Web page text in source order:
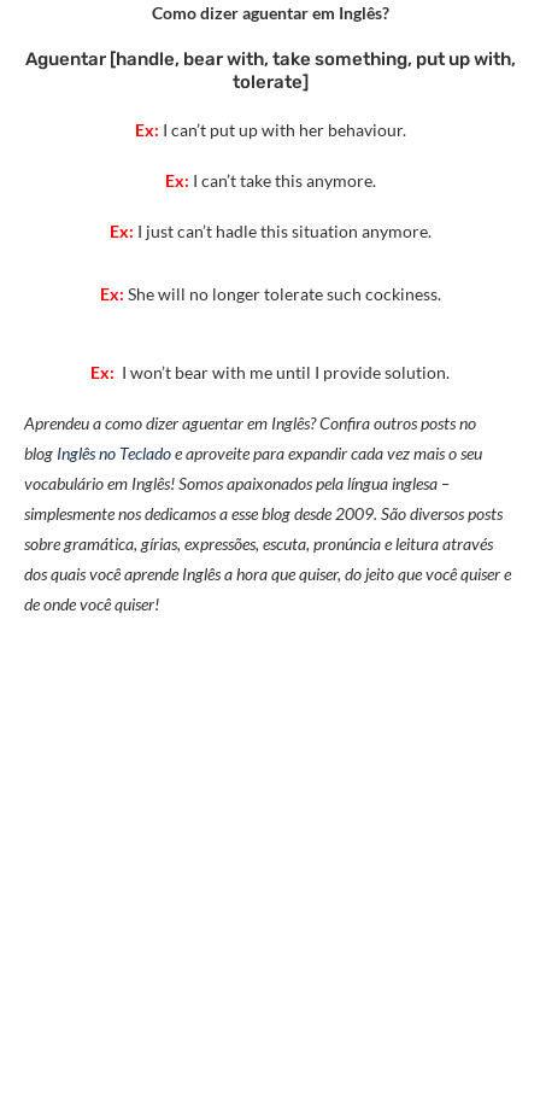
Como dizer aguentar em Inglês?
Aguentar [handle, bear with, take something, put up with,
tolerate]
Ex: I can’t put up with her behaviour.
Ex: I can’t take this anymore.
Ex: I just can’t hadle this situation anymore.
Ex: She will no longer tolerate such cockiness.
Ex: I won’t bear with me until I provide solution.
Aprendeu a como dizer aguentar em Inglês? Confira outros posts no
blog Inglês no Tecladoe aproveite para expandir cada vez mais o seu
vocabulário em Inglês! Somos apaixonados pela língua inglesa –
simplesmente nos dedicamos a esse blog desde 2009. São diversos posts
sobre gramática, gírias, expressões, escuta, pronúncia e leitura através
dos quais você aprende Inglês a hora que quiser, do jeito que você quiser e
de onde você quiser!